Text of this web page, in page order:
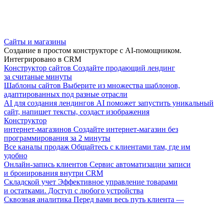
Сайты и магазины
Создание в простом конструкторе с AI-помощником.
Интегрировано в CRM
Конструктор сайтов Создайте продающий лендинг
за считаные минуты
Шаблоны сайтов Выберите из множества шаблонов,
адаптированных под разные отрасли
AI для создания лендингов AI поможет запустить уникальный
сайт, напишет тексты, создаст изображения
Конструктор
интернет-магазинов Создайте интернет-магазин без
программирования за 2 минуты
Все каналы продаж Общайтесь с клиентами там, где им
удобно
Онлайн-запись клиентов Сервис автоматизации записи
и бронирования внутри CRM
Складской учет Эффективное управление товарами
и остатками. Доступ с любого устройства
Сквозная аналитика Перед вами весь путь клиента —